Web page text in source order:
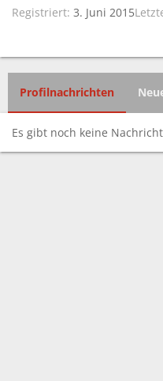
Registriert 3. Juni 2015
Profilnachrichten
Es gibt noch keine